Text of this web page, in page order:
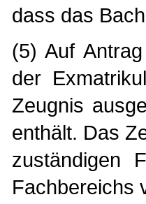
dass das
(5) Auf
der
Zeugnis
enthält. Das
zuständigen
Fachbereichs